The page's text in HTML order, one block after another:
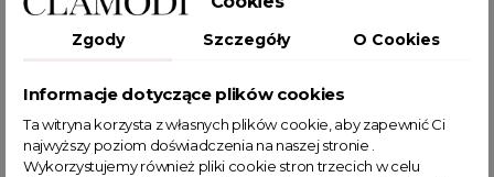
sweter damski
sweter na jesień
swetry damskie
miękki sweter
obniżona linia ramion
jesienno – zimowe ubrania
stylowy sweter
świąteczny sweter
tunika na święta
czarne swetry
Zgody Szczegóły O Cookies
Informacje dotyczące plików cookies
Ta witryna korzysta z własnych plików cookie, aby zapewnić Ci
najwyższy poziom doświadczenia na naszej stronie .
Wykorzystujemy również pliki cookie stron trzecich w celu